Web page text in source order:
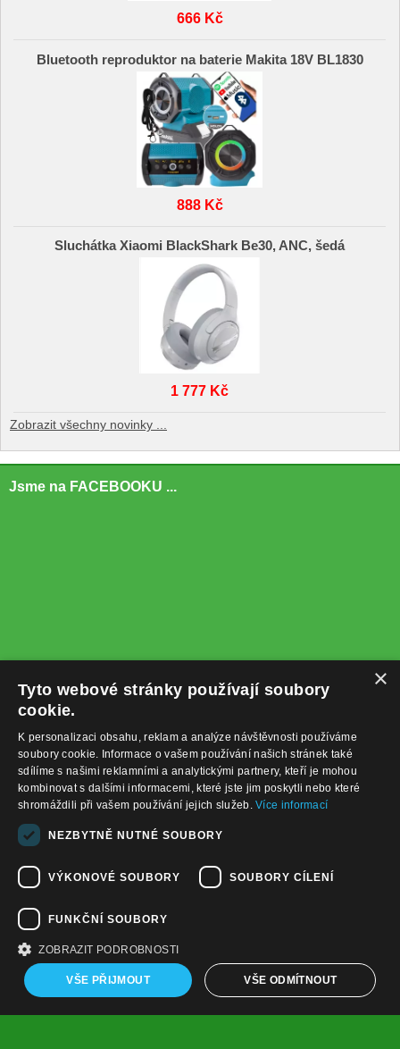
666 Kč
Bluetooth reproduktor na baterie Makita 18V BL1830
888 Kč
Sluchátka Xiaomi BlackShark Be30, ANC, šedá
1 777 Kč
Zobrazit všechny novinky ...
Jsme na FACEBOOKU ...
+420732122225
obchod@baterie-nabijecka.cz
Navigace
Úvodní strana
Nákupní košík
Kontaktní informace
Odstoupení od smlouvy
×
Tyto webové stránky používají soubory
cookie.
K personalizaci obsahu, reklam a analýze návštěvnosti používáme
soubory cookie. Informace o vašem používání našich stránek také
sdílíme s našimi reklamními a analytickými partnery, kteří je mohou
kombinovat s dalšími informacemi, které jste jim poskytli nebo které
shromáždili při vašem používání jejich služeb.Více informací
NEZBYTNĚ NUTNÉ SOUBORY
VÝKONOVÉ SOUBORY SOUBORY CÍLENÍ
FUNKČNÍ SOUBORY
ZOBRAZIT PODROBNOSTI
VŠE PŘIJMOUT VŠE ODMÍTNOUT